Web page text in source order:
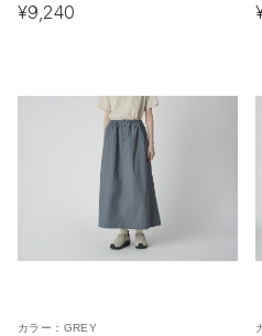
¥9,240
カラー： GREY